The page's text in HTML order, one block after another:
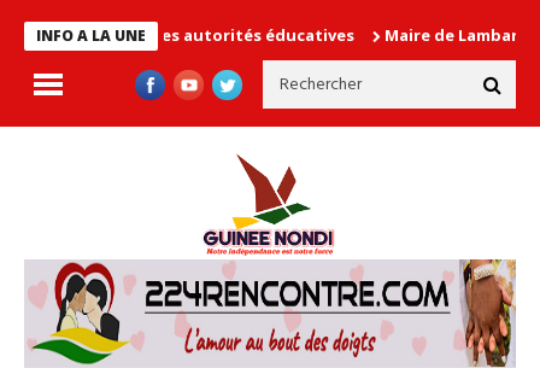
INFO A LA UNE
cause les autorités éducatives Maire de Lambanyi : Baba